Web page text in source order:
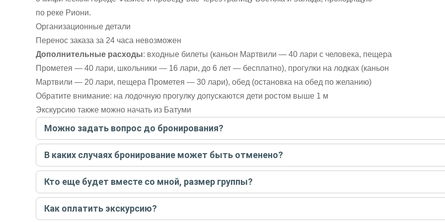
по реке Риони.
Организационные детали
Перенос заказа за 24 часа невозможен
Дополнительные расходы: входные билеты (каньон Мартвили — 40 лари с человека, пещера
Прометея — 40 лари, школьники — 16 лари, до 6 лет — бесплатно), прогулки на лодках (каньон
Мартвили — 20 лари, пещера Прометея — 30 лари), обед (остановка на обед по желанию)
Обратите внимание: на лодочную прогулку допускаются дети ростом выше 1 м
Экскурсию также можно начать из Батуми
Можно задать вопрос до бронирования?
Достаточно перейти по ссылке «Задать вопрос» и написать гиду. Платить при этом не нужно. Сначала согласуйте с
бронируйте экскурсию.Задать вопрос.
В каких случаях бронирование может быть отменено?
Только в случае неблагоприятных погодных условий, например, если экскурсия на кораблике, а по прогнозу погоды
вас об отмене, а мы вернем предоплату на карту. Во всех остальных случаях экскурсия состоится.
Кто еще будет вместе со мной, размер группы?
Если экскурсия индивидуальная, гид проведет встречу только для вас и вашей компании. Если групповая — на
условий конкретной экскурсии.
Как оплатить экскурсию?